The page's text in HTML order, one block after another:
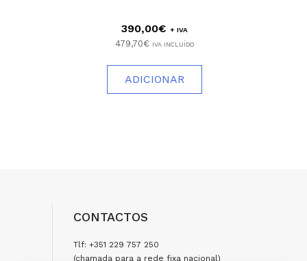
390,00€ + IVA
479,70€ IVA INCLUÍDO
ADICIONAR
CONTACTOS
Tlf: +351 229 757 250
(chamada para a rede fixa nacional)